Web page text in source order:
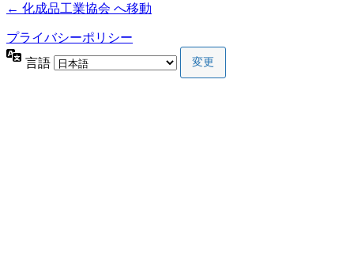
← 化成品工業協会 へ移動
プライバシーポリシー
言語